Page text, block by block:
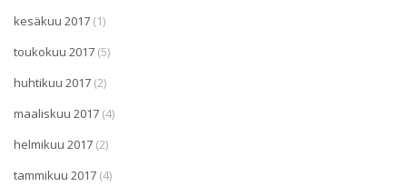
kesäkuu 2017 (1)
toukokuu 2017 (5)
huhtikuu 2017 (2)
maaliskuu 2017 (4)
helmikuu 2017 (2)
tammikuu 2017 (4)